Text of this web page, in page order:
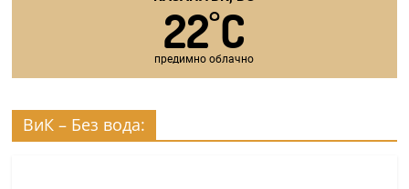
22°C
предимно облачно
ВиК – Без вода: